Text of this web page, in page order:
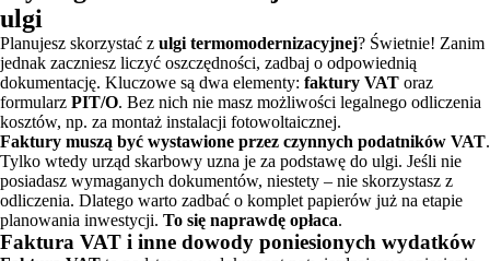
ulgi
Planujesz skorzystać z ulgi termomodernizacyjnej? Świetnie! Zanim
jednak zaczniesz liczyć oszczędności, zadbaj o odpowiednią
dokumentację. Kluczowe są dwa elementy: faktury VAT oraz
formularz PIT/O. Bez nich nie masz możliwości legalnego odliczenia
kosztów, np. za montaż instalacji fotowoltaicznej.
Faktury muszą być wystawione przez czynnych podatników VAT.
Tylko wtedy urząd skarbowy uzna je za podstawę do ulgi. Jeśli nie
posiadasz wymaganych dokumentów, niestety – nie skorzystasz z
odliczenia. Dlatego warto zadbać o komplet papierów już na etapie
planowania inwestycji. To się naprawdę opłaca.
Faktura VAT i inne dowody poniesionych wydatków